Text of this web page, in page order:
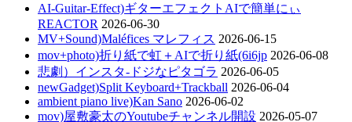
AI-Guitar-Effect)ギターエフェクトAIで簡単にぃ
REACTOR 2026-06-30
MV+Sound)Maléfices マレフィス 2026-06-15
mov+photo)折り紙で虹＋AIで折り紙(6i6jp 2026-06-08
悲劇）インスタ-ドジなピタゴラ 2026-06-05
newGadget)Split Keyboard+Trackball 2026-06-04
ambient piano live)Kan Sano 2026-06-02
mov)屋敷豪太のYoutubeチャンネル開設 2026-05-07